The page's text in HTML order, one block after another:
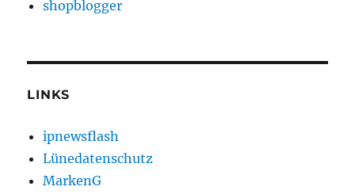
shopblogger
LINKS
ipnewsflash
Lünedatenschutz
MarkenG